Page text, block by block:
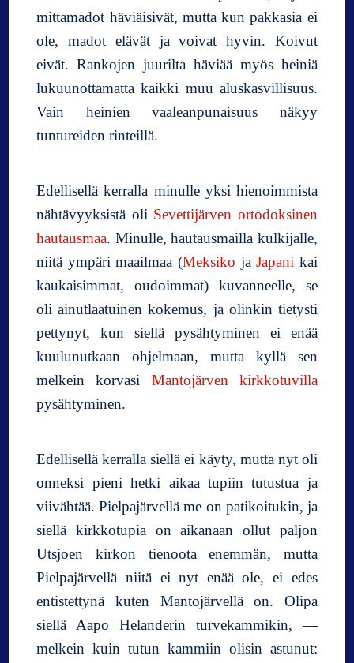
mittamadot häviäisivät, mutta kun pakkasia ei
ole, madot elävät ja voivat hyvin. Koivut
eivät. Rankojen juurilta häviää myös heiniä
lukuunottamatta kaikki muu aluskasvillisuus.
Vain heinien vaaleanpunaisuus näkyy
tuntureiden rinteillä.
Edellisellä kerralla minulle yksi hienoimmista
nähtävyyksistä oli Sevettijärven ortodoksinen
hautausmaa. Minulle, hautausmailla kulkijalle,
niitä ympäri maailmaa (Meksiko jaJapani kai
kaukaisimmat, oudoimmat) kuvanneelle, se
oli ainutlaatuinen kokemus, ja olinkin tietysti
pettynyt, kun siellä pysähtyminen ei enää
kuulunutkaan ohjelmaan, mutta kyllä sen
melkein korvasi Mantojärven kirkkotuvilla
pysähtyminen.
Edellisellä kerralla siellä ei käyty, mutta nyt oli
onneksi pieni hetki aikaa tupiin tutustua ja
viivähtää. Pielpajärvellä me on patikoitukin, ja
siellä kirkkotupia on aikanaan ollut paljon
Utsjoen kirkon tienoota enemmän, mutta
Pielpajärvellä niitä ei nyt enää ole, ei edes
entistettynä kuten Mantojärvellä on. Olipa
siellä Aapo Helanderin turvekammikin, —
melkein kuin tutun kammiin olisin astunut: